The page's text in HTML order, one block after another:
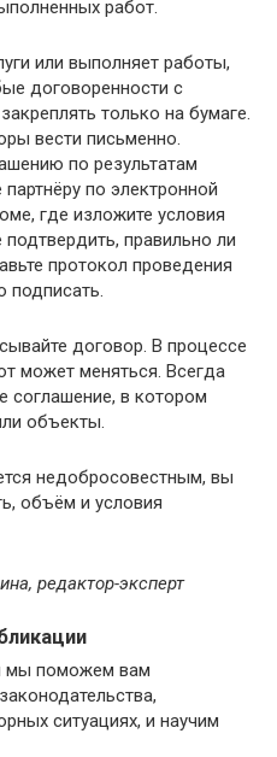
работ.
или выполняет работы,
договоренности с
только на бумаге.
вести письменно.
по результатам
по электронной
где изложите условия
правильно ли
протокол проведения
подписать.
договор. В процессе
может меняться. Всегда
соглашение, в котором
объекты.
недобросовестным, вы
объём и условия
редактор-эксперт
мы поможем вам
ситуациях, и научим